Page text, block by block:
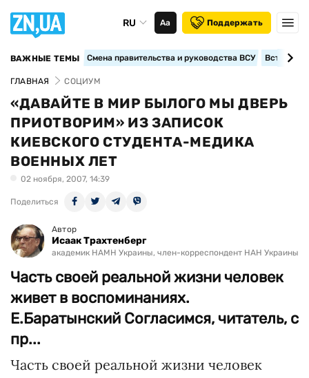
RU Аа Поддержать
ВАЖНЫЕ ТЕМЫ Смена правительства и руководства ВСУ
ГЛАВНАЯ СОЦИУМ
«ДАВАЙТЕ В МИР БЫЛОГО МЫ ДВЕРЬ
ПРИОТВОРИМ» ИЗ ЗАПИСОК
КИЕВСКОГО СТУДЕНТА-МЕДИКА
ВОЕННЫХ ЛЕТ
02 ноября, 2007, 14:39
Поделиться
Автор
Исаак Трахтенберг
академик НАМН Украины, член-корреспондент НАН Украины
Часть своей реальной жизни человек
живет в воспоминаниях.
Е.Баратынский Согласимся, читатель, с
пр...
Часть своей реальной жизни человек